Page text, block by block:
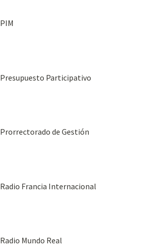
PIM
Presupuesto Participativo
Prorrectorado de Gestión
Radio Francia Internacional
Radio Mundo Real